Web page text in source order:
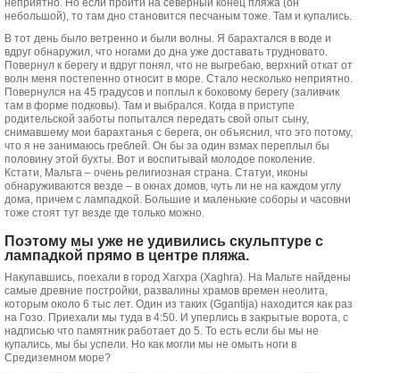
неприятно. Но если пройти на северный конец пляжа (он
небольшой), то там дно становится песчаным тоже. Там и купались.
В тот день было ветренно и были волны. Я барахтался в воде и
вдруг обнаружил, что ногами до дна уже доставать трудновато.
Повернул к берегу и вдруг понял, что не выгребаю, верхний откат от
волн меня постепенно относит в море. Стало несколько неприятно.
Повернулся на 45 градусов и поплыл к боковому берегу (заливчик
там в форме подковы). Там и выбрался. Когда в приступе
родительской заботы попытался передать свой опыт сыну,
снимавшему мои барахтанья с берега, он объяснил, что это потому,
что я не занимаюсь греблей. Он бы за один взмах переплыл бы
половину этой бухты. Вот и воспитывай молодое поколение.
Кстати, Мальта – очень религиозная страна. Статуи, иконы
обнаруживаются везде – в окнах домов, чуть ли не на каждом углу
дома, причем с лампадкой. Большие и маленькие соборы и часовни
тоже стоят тут везде где только можно.
Поэтому мы уже не удивились скульптуре с
лампадкой прямо в центре пляжа.
Накупавшись, поехали в город Хагхра (Xaghra). На Мальте найдены
самые древние постройки, развалины храмов времен неолита,
которым около 6 тыс лет. Один из таких (Ggantija) находится как раз
на Гозо. Приехали мы туда в 4:50. И уперлись в закрытые ворота, с
надписью что памятник работает до 5. То есть если бы мы не
купались, мы бы успели. Но как могли мы не омыть ноги в
Средиземном море?